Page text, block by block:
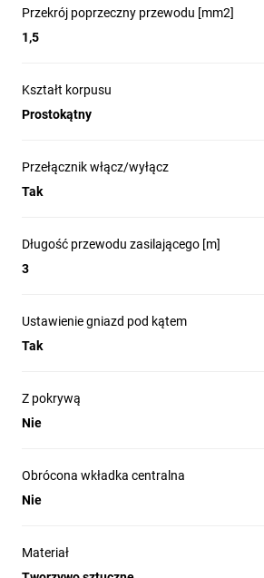
Przekrój poprzeczny przewodu [mm2]
1,5
Kształt korpusu
Prostokątny
Przełącznik włącz/wyłącz
Tak
Długość przewodu zasilającego [m]
3
Ustawienie gniazd pod kątem
Tak
Z pokrywą
Nie
Obrócona wkładka centralna
Nie
Materiał